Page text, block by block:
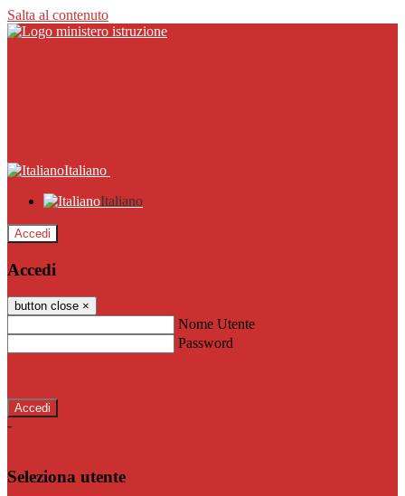
Salta al contenuto
Italiano
Italiano
Accedi
Accedi
button close ×
Nome Utente
Password
-
Seleziona utente